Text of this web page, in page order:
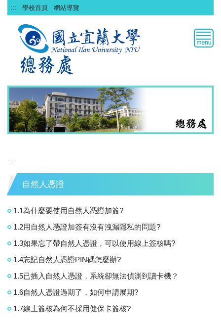
跳
到
::: 學校首頁 網站導覽
:::
自然人憑證
1.1為什麼要使用自然人憑證加簽?
1.2用自然人憑證加簽有沒有洩漏隱私的問題?
1.3如果忘了帶自然人憑證，可以使用線上簽核嗎?
1.4忘記自然人憑證PIN碼怎麼辦?
1.5已插入自然人憑證，系統卻無法偵測到讀卡機？
1.6自然人憑證過期了，如何申請展期?
1.7線上簽核為何不採用健保卡簽核?